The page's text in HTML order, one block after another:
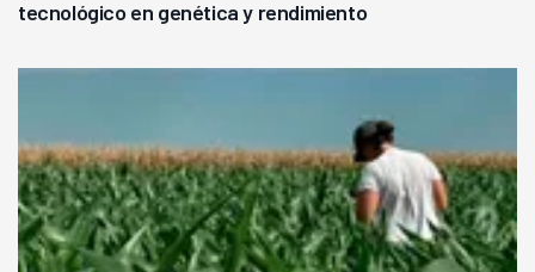
tecnológico en genética y rendimiento